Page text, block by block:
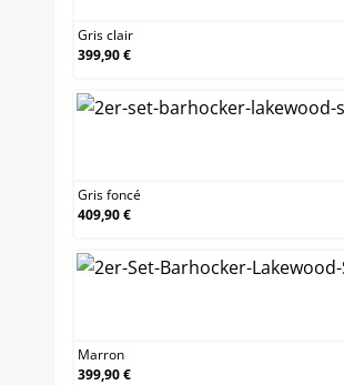
Gris clair
399,90 €
Gris foncé
409,90 €
Marron
399,90 €